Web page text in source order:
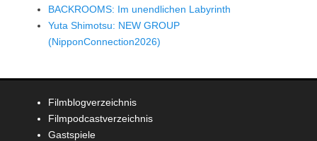
BACKROOMS: Im unendlichen Labyrinth
Yuta Shimotsu: NEW GROUP
(NipponConnection2026)
Filmblogverzeichnis
Filmpodcastverzeichnis
Gastspiele